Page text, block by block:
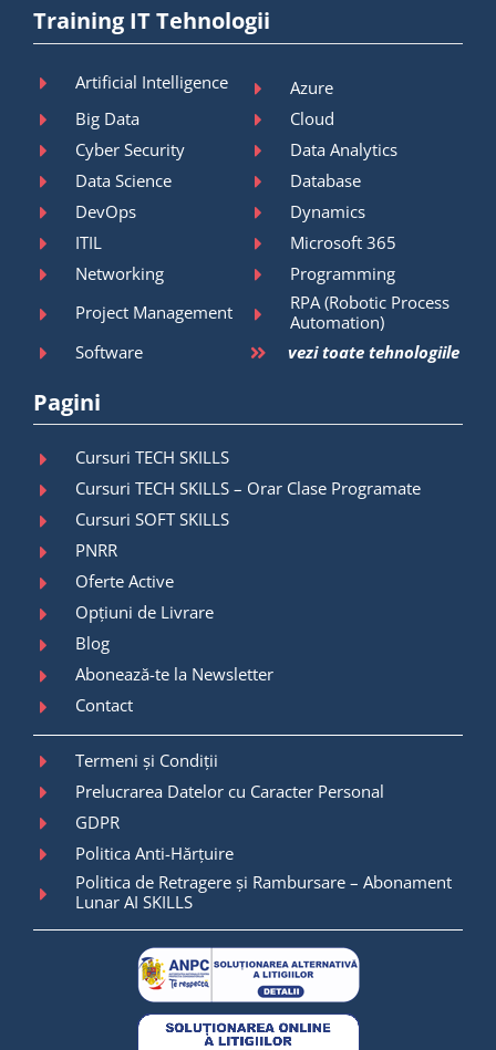
Training IT Tehnologii
Artificial Intelligence
Azure
Big Data
Cloud
Cyber Security
Data Analytics
Data Science
Database
DevOps
Dynamics
ITIL
Microsoft 365
Networking
Programming
Project Management
RPA (Robotic Process
Automation)
Software
vezi toate tehnologiile
Pagini
Cursuri TECH SKILLS
Cursuri TECH SKILLS – Orar Clase Programate
Cursuri SOFT SKILLS
PNRR
Oferte Active
Opțiuni de Livrare
Blog
Abonează-te la Newsletter
Contact
Termeni și Condiții
Prelucrarea Datelor cu Caracter Personal
GDPR
Politica Anti-Hărțuire
Politica de Retragere și Rambursare – Abonament
Lunar AI SKILLS